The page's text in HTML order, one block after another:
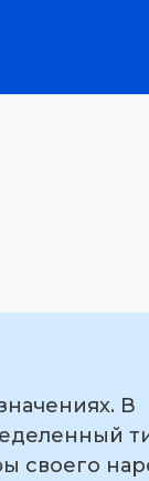
В
своего